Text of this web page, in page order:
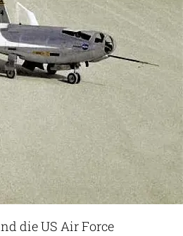
die US Air Force